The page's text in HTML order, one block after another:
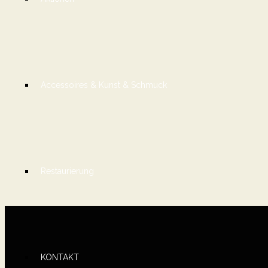
Accessoires & Kunst & Schmuck
Restaurierung
KONTAKT